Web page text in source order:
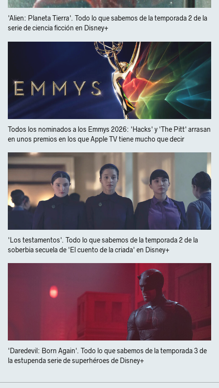
'Alien: Planeta Tierra'. Todo lo que sabemos de la temporada 2 de la
serie de ciencia ficción en Disney+
Todos los nominados a los Emmys 2026: 'Hacks' y 'The Pitt' arrasan
en unos premios en los que Apple TV tiene mucho que decir
'Los testamentos'. Todo lo que sabemos de la temporada 2 de la
soberbia secuela de 'El cuento de la criada' en Disney+
'Daredevil: Born Again'. Todo lo que sabemos de la temporada 3 de
la estupenda serie de superhéroes de Disney+